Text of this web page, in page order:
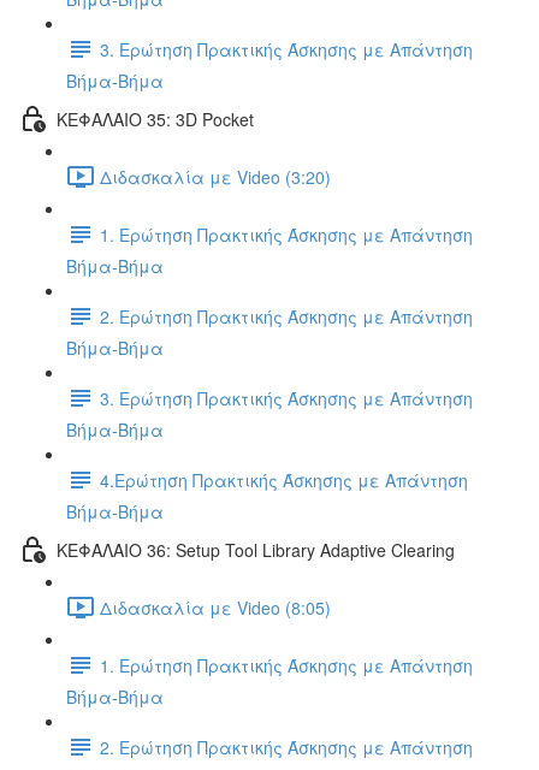
3. Ερώτηση Πρακτικής Άσκησης με Απάντηση
Βήμα-Βήμα
ΚΕΦΑΛΑΙΟ 35: 3D Pocket
Διδασκαλία με Video (3:20)
1. Ερώτηση Πρακτικής Άσκησης με Απάντηση
Βήμα-Βήμα
2. Ερώτηση Πρακτικής Άσκησης με Απάντηση
Βήμα-Βήμα
3. Ερώτηση Πρακτικής Άσκησης με Απάντηση
Βήμα-Βήμα
4.Ερώτηση Πρακτικής Άσκησης με Απάντηση
Βήμα-Βήμα
ΚΕΦΑΛΑΙΟ 36: Setup Tool Library Adaptive Clearing
Διδασκαλία με Video (8:05)
1. Ερώτηση Πρακτικής Άσκησης με Απάντηση
Βήμα-Βήμα
2. Ερώτηση Πρακτικής Άσκησης με Απάντηση